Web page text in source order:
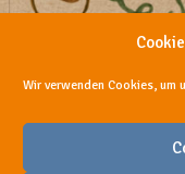
Wir verwenden Cookies, um
E013: Welche Rolle
Digitalisierung? – Axel